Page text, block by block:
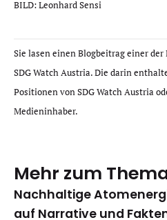
BILD: Leonhard Sensi
Sie lasen einen Blogbeitrag einer
SDG Watch Austria. Die darin
Positionen von SDG Watch Austria
Medieninhaber.
Mehr zum
Nachhaltige
auf Narrative und